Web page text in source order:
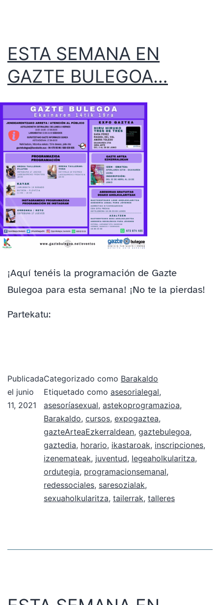
ESTA SEMANA EN
GAZTE BULEGOA…
¡Aquí tenéis la programación de Gazte
Bulegoa para esta semana! ¡No te la pierdas!
Partekatu:
Publicada
el junio
11, 2021
Categorizado como Barakaldo
Etiquetado como asesorialegal,
asesoríasexual, astekoprogramazioa,
Barakaldo, cursos, expogaztea,
gazteArteaEzkerraldean, gaztebulegoa,
gaztedia, horario, ikastaroak, inscripciones,
izenemateak, juventud, legeaholkularitza,
ordutegia, programacionsemanal,
redessociales, saresozialak,
sexuaholkularitza, tailerrak, talleres